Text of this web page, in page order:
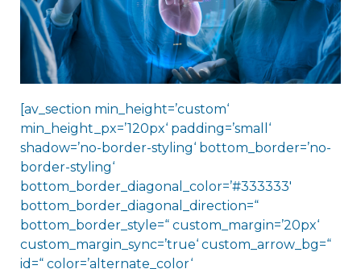
[av_section min_height=’custom‘
min_height_px=’120px‘ padding=’small‘
shadow=’no-border-styling‘ bottom_border=’no-
border-styling‘
bottom_border_diagonal_color=’#333333′
bottom_border_diagonal_direction=“
bottom_border_style=“ custom_margin=’20px‘
custom_margin_sync=’true‘ custom_arrow_bg=“
id=“ color=’alternate_color‘